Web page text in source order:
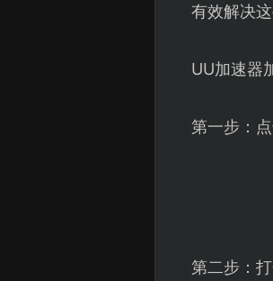
有效解决这
UU加速器
第一步：
第二步：